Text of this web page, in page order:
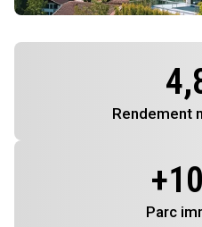
Rendement
+
Parc